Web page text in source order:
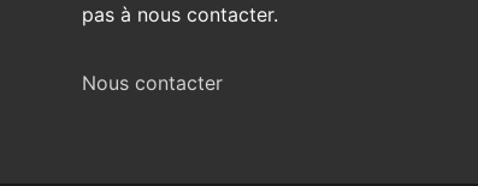
pas à nous contacter.
Nous contacter